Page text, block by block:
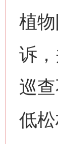
植
诉
巡
低